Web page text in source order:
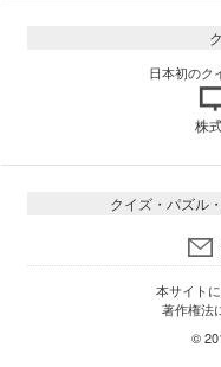
日本初のク
株
クイズ・パズル
本サイト
著作権法
©